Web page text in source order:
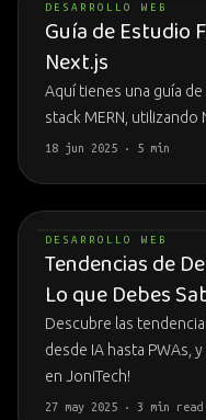
DESARROLLO WEB
Guía de Estudio
Next.js
Aquí tienes una guía
stack MERN,
18 jun 2025 · 5 min
DESARROLLO WEB
Tendencias de
Lo que Debes
Descubre las
desde IA hasta PWAs,
en JoniTech!
27 may 2025 · 3 min read